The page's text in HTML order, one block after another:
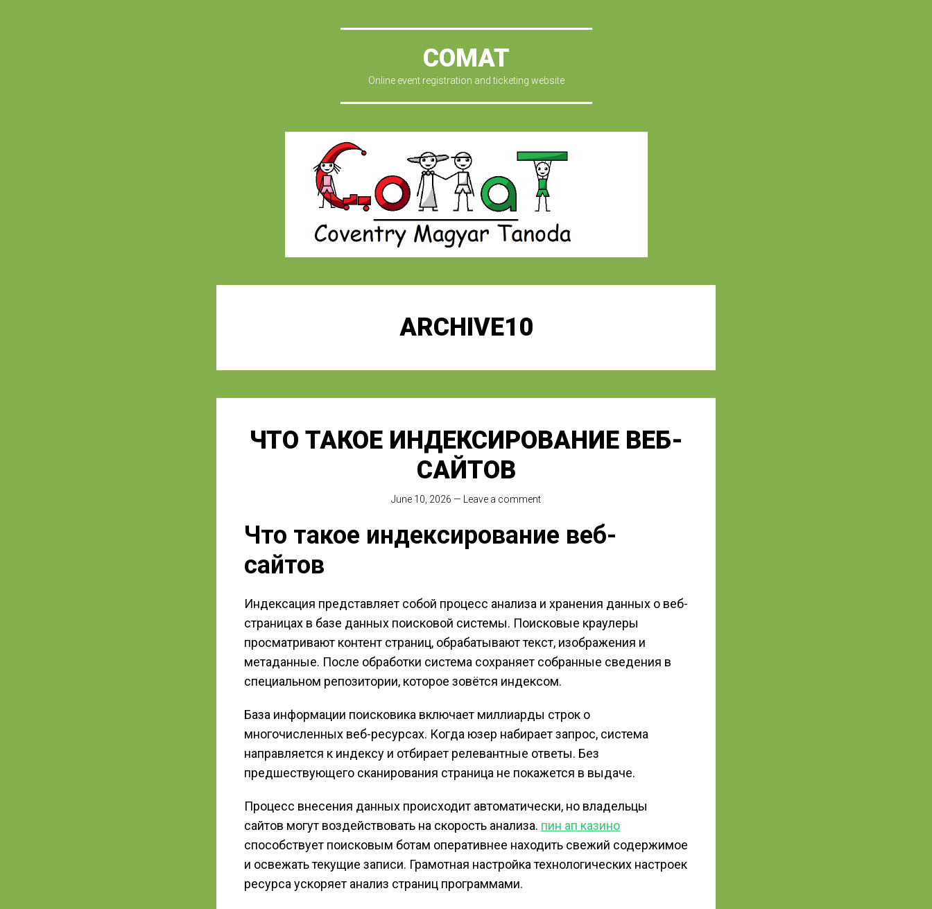
COMAT
Online event registration and ticketing website
ARCHIVE10
ЧТО ТАКОЕ ИНДЕКСИРОВАНИЕ ВЕБ-
САЙТОВ
June 10, 2026 — Leave a comment
Что такое индексирование веб-
сайтов
Индексация представляет собой процесс анализа и хранения данных о веб-
страницах в базе данных поисковой системы. Поисковые краулеры
просматривают контент страниц, обрабатывают текст, изображения и
метаданные. После обработки система сохраняет собранные сведения в
специальном репозитории, которое зовётся индексом.
База информации поисковика включает миллиарды строк о
многочисленных веб-ресурсах. Когда юзер набирает запрос, система
направляется к индексу и отбирает релевантные ответы. Без
предшествующего сканирования страница не покажется в выдаче.
Процесс внесения данных происходит автоматически, но владельцы
сайтов могут воздействовать на скорость анализа. пин ап казино
способствует поисковым ботам оперативнее находить свежий содержимое
и освежать текущие записи. Грамотная настройка технологических настроек
ресурса ускоряет анализ страниц программами.